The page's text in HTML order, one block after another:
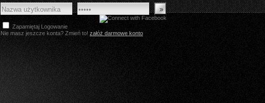
Zapamiętaj Logowanie
Nie masz jeszcze konta? Zmień to! załóż darmowe konto